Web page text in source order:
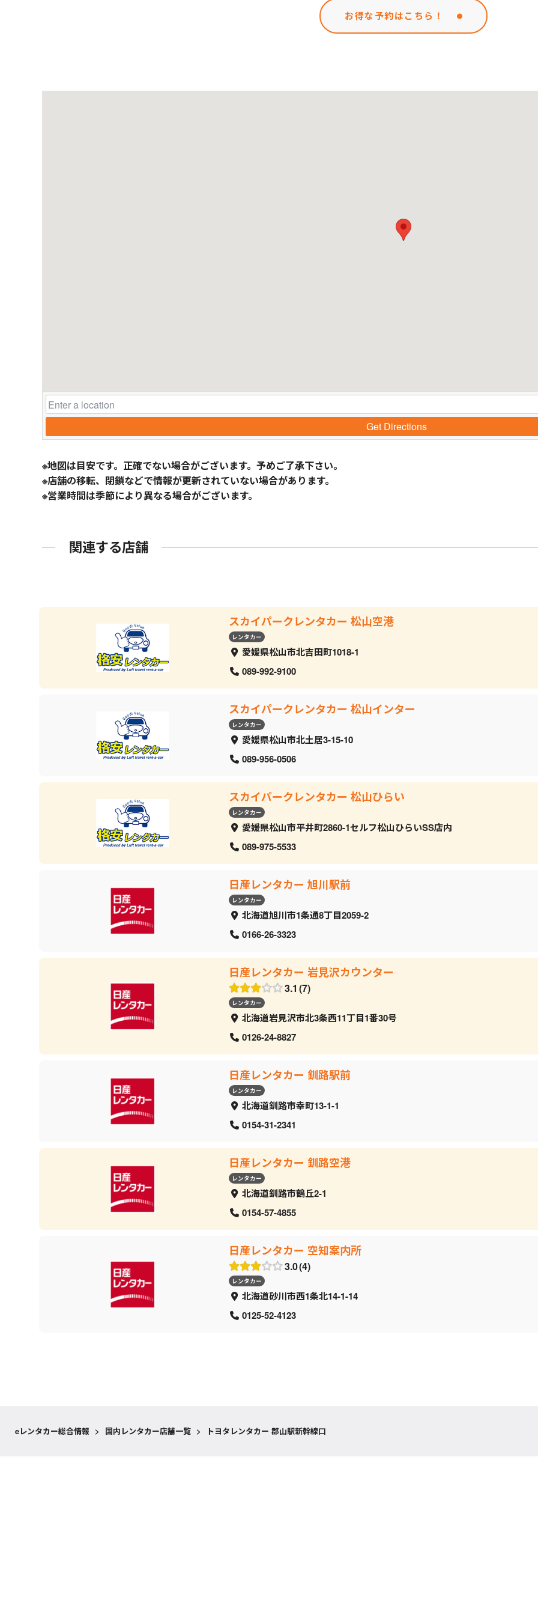
お得な予約はこちら！
Get Directions
※地図は目安です。正確でない場合がございます。予めご了承下さい。
※店舗の移転、閉鎖などで情報が更新されていない場合があります。
※営業時間は季節により異なる場合がございます。
関連する店舗
スカイパークレンタカー 松山空港
レンタカー
愛媛県松山市北吉田町1018-1
089-992-9100
スカイパークレンタカー 松山インター
レンタカー
愛媛県松山市北土居3-15-10
089-956-0506
スカイパークレンタカー 松山ひらい
レンタカー
愛媛県松山市平井町2860-1セルフ松山ひらいSS店内
089-975-5533
日産レンタカー 旭川駅前
レンタカー
北海道旭川市1条通8丁目2059‐2
0166-26-3323
日産レンタカー 岩見沢カウンター
3.1 7
レンタカー
北海道岩見沢市北3条西11丁目1番30号
0126-24-8827
日産レンタカー 釧路駅前
レンタカー
北海道釧路市幸町13-1-1
0154-31-2341
日産レンタカー 釧路空港
レンタカー
北海道釧路市鶴丘2-1
0154-57-4855
日産レンタカー 空知案内所
3.0 4
レンタカー
北海道砂川市西1条北14-1-14
0125-52-4123
eレンタカー総合情報 > 国内レンタカー店舗一覧 > トヨタレンタカー 郡山駅新幹線口